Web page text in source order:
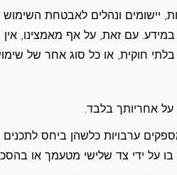
יישומים ונהלים לאבטחת
עם זאת, על אף מאמצינו,
בלתי חוקית, או כל סוג אחר של
אחריותך בלבד.
ערבויות כלשהן ביחס
על ידי צד שלישי מטעמך או